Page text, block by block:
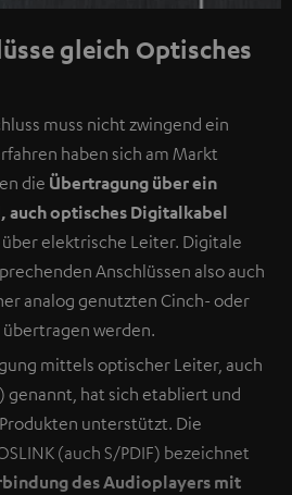
gleich Optisches
muss nicht zwingend ein
haben sich am Markt
die Übertragung über ein
auch optisches Digitalkabel
über elektrische Leiter. Digitale
Anschlüssen also auch
analog genutzten Cinch- oder
übertragen werden.
mittels optischer Leiter, auch
genannt, hat sich etabliert und
unterstützt. Die
(auch S/PDIF) bezeichnet
des Audioplayers mit